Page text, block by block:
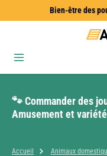
Passer au contenu principal
Bien-être des
🐾 Commander des
Amusement et variété
Accueil Animaux